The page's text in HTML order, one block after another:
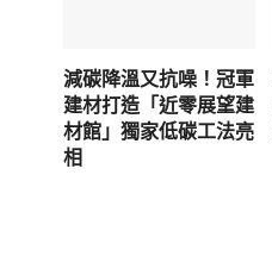
減碳降溫又抗噪！冠軍
建材打造「近零展望建
材館」獨家低碳工法亮
相